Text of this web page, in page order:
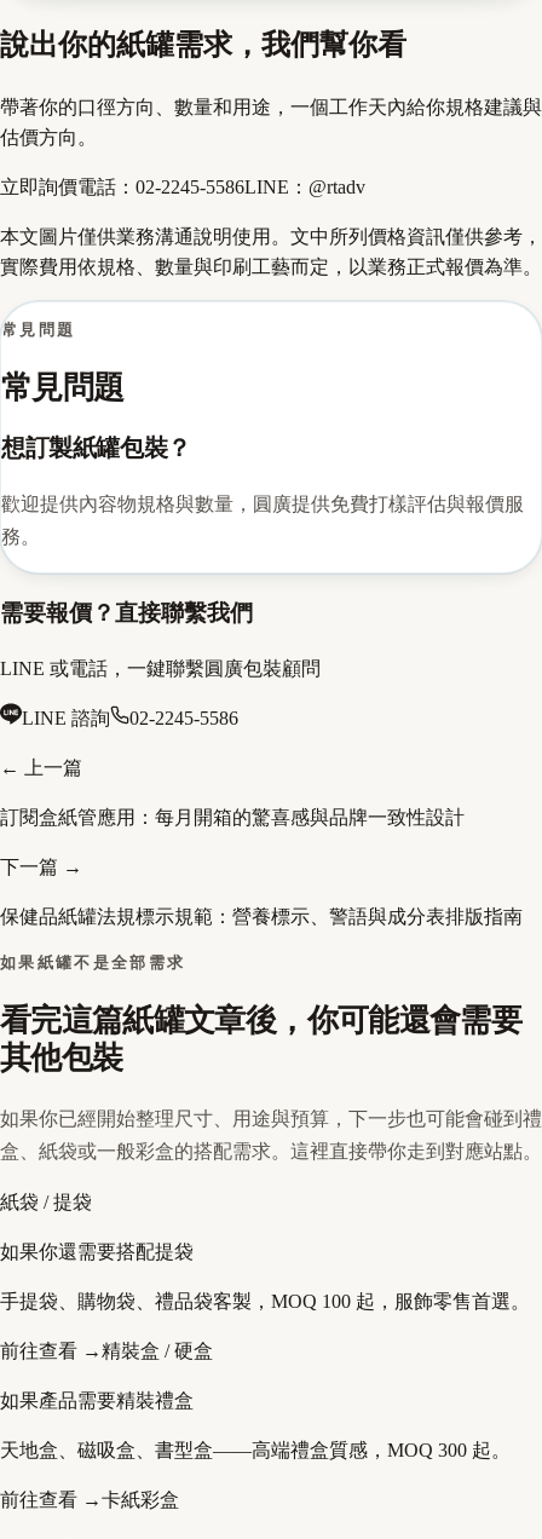
說出你的紙罐需求，我們幫你看
帶著你的口徑方向、數量和用途，一個工作天內給你規格建議與
估價方向。
立即詢價電話： 02-2245-5586LINE： @rtadv
本文圖片僅供業務溝通說明使用。文中所列價格資訊僅供參考，
實際費用依規格、數量與印刷工藝而定，以業務正式報價為準。
常見問題
常見問題
想訂製紙罐包裝？
歡迎提供內容物規格與數量，圓廣提供免費打樣評估與報價服
務。
需要報價？直接聯繫我們
LINE 或電話，一鍵聯繫圓廣包裝顧問
LINE 諮詢 02-2245-5586
← 上一篇
訂閱盒紙管應用：每月開箱的驚喜感與品牌一致性設計
下一篇 →
保健品紙罐法規標示規範：營養標示、警語與成分表排版指南
如果紙罐不是全部需求
看完這篇紙罐文章後，你可能還會需要
其他包裝
如果你已經開始整理尺寸、用途與預算，下一步也可能會碰到禮
盒、紙袋或一般彩盒的搭配需求。這裡直接帶你走到對應站點。
紙袋 / 提袋
如果你還需要搭配提袋
手提袋、購物袋、禮品袋客製，MOQ 100 起，服飾零售首選。
前往查看 →精裝盒 / 硬盒
如果產品需要精裝禮盒
天地盒、磁吸盒、書型盒——高端禮盒質感，MOQ 300 起。
前往查看 →卡紙彩盒